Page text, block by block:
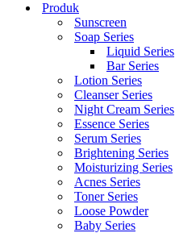
Produk
Sunscreen
Soap Series
Liquid Series
Bar Series
Lotion Series
Cleanser Series
Night Cream Series
Essence Series
Serum Series
Brightening Series
Moisturizing Series
Acnes Series
Toner Series
Loose Powder
Baby Series